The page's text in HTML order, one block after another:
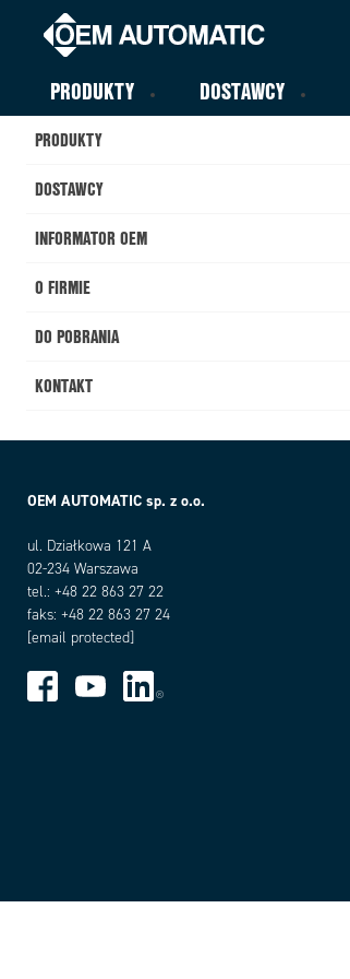
PRODUKTY DOSTAWCY
PRODUKTY
DOSTAWCY
INFORMATOR OEM
O FIRMIE
DO POBRANIA
KONTAKT
OEM AUTOMATIC sp. z o.o.
ul. Działkowa 121 A
02-234 Warszawa
tel.: +48 22 863 27 22
faks: +48 22 863 27 24
[email protected]